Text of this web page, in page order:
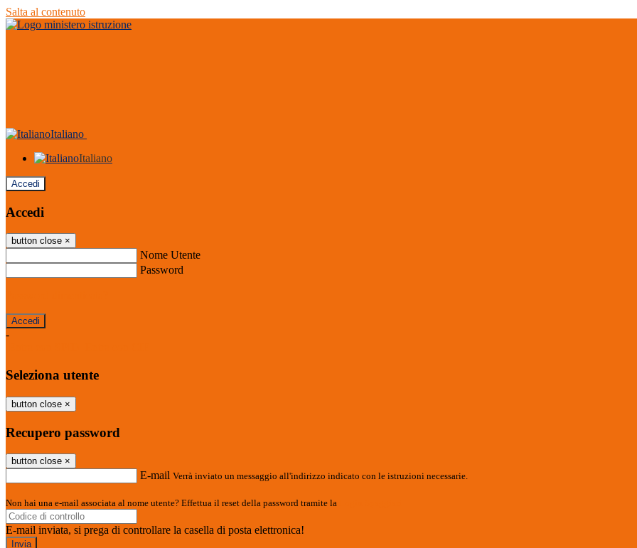
Salta al contenuto
Italiano
Italiano
Accedi
Accedi
button close ×
Nome Utente
Password
-
Seleziona utente
button close ×
Recupero password
button close ×
E-mail Verrà inviato un messaggio all'indirizzo indicato con le istruzioni necessarie.
Non hai una e-mail associata al nome utente? Effettua il reset della password tramite la
E-mail inviata, si prega di controllare la casella di posta elettronica!